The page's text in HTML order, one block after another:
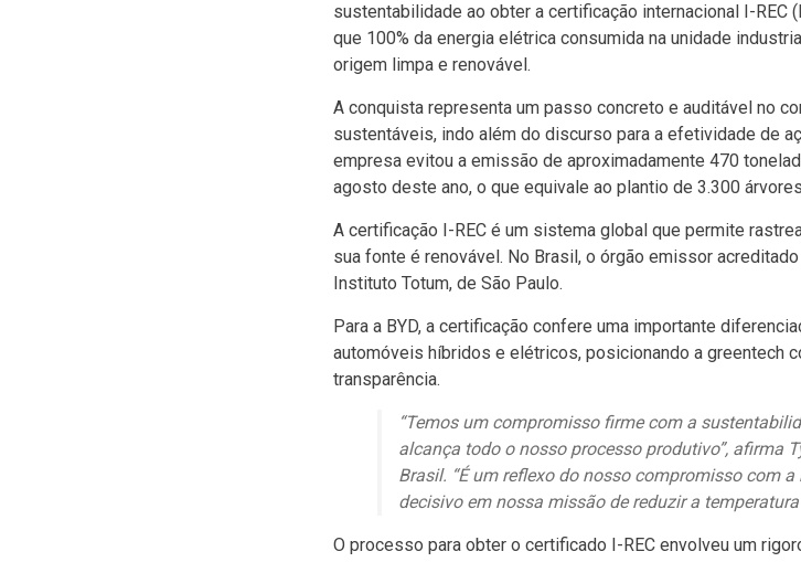
sustentabilidade ao obter a certificação internacional I-REC (
que 100% da energia elétrica consumida na unidade
origem limpa e renovável.
A conquista representa um passo concreto e auditável no
sustentáveis, indo além do discurso para a efetividade de
empresa evitou a emissão de aproximadamente 470
agosto deste ano, o que equivale ao plantio de 3.300
A certificação I-REC é um sistema global que permite
sua fonte é renovável. No Brasil, o órgão emissor
Instituto Totum, de São Paulo.
Para a BYD, a certificação confere uma importante
automóveis híbridos e elétricos, posicionando a greentech
transparência.
“Temos um compromisso firme com a
alcança todo o nosso processo produtivo”, afirma
Brasil. “É um reflexo do nosso compromisso com
decisivo em nossa missão de reduzir a temperatura
O processo para obter o certificado I-REC envolveu um